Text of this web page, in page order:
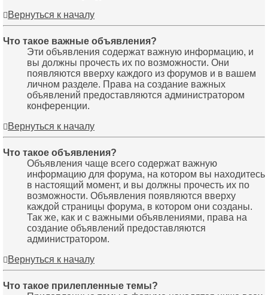
Вернуться к началу
Что такое важные объявления?
Эти объявления содержат важную информацию, и
вы должны прочесть их по возможности. Они
появляются вверху каждого из форумов и в вашем
личном разделе. Права на создание важных
объявлений предоставляются администратором
конференции.
Вернуться к началу
Что такое объявления?
Объявления чаще всего содержат важную
информацию для форума, на котором вы находитесь
в настоящий момент, и вы должны прочесть их по
возможности. Объявления появляются вверху
каждой страницы форума, в котором они созданы.
Так же, как и с важными объявлениями, права на
создание объявлений предоставляются
администратором.
Вернуться к началу
Что такое прилепленные темы?